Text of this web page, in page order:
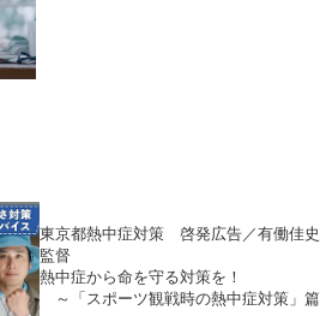
東京都熱中症対策 啓発広告／有働佳史
監督
熱中症から命を守る対策を！
～「スポーツ観戦時の熱中症対策」篇